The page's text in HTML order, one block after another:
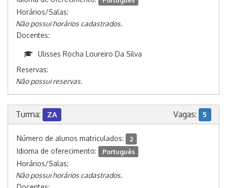
Horários/Salas:
Não possui horários cadastrados.
Docentes:
Ulisses Rocha Loureiro Da Silva
Reservas:
Não possui reservas.
Turma: ZA Vagas: 5
Número de alunos matriculados: 2
Idioma de oferecimento: Português
Horários/Salas:
Não possui horários cadastrados.